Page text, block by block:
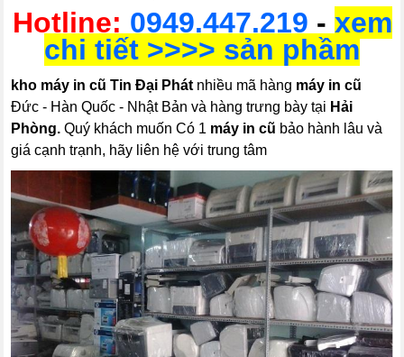
Hotline: 0949.447.219 - xem
chi tiết >>>> sản phầm
kho máy in cũ Tin Đại Phát nhiều mã hàng máy in cũ
Đức - Hàn Quốc - Nhật Bản và hàng trưng bày tại Hải
Phòng.Quý khách muốn Có 1 máy in cũ bảo hành lâu và
giá cạnh trạnh, hãy liên hệ với trung tâm